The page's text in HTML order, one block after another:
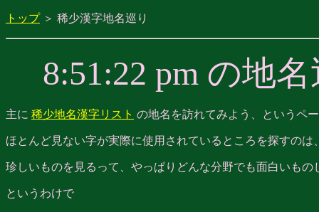
トップ＞ 稀少漢字地名巡り
8:51:22 pm の地
主に 稀少地名漢字リスト の地名を訪れてみよう、というペ
ほとんど見ない字が実際に使用されているところを探すのは
珍しいものを見るって、やっぱりどんな分野でも面白いもの
というわけで